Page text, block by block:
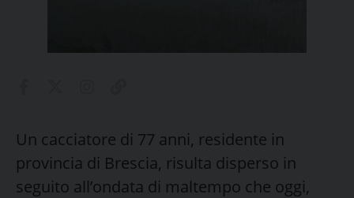
Un cacciatore di 77 anni, residente in
provincia di Brescia, risulta disperso in
seguito all’ondata di maltempo che oggi,